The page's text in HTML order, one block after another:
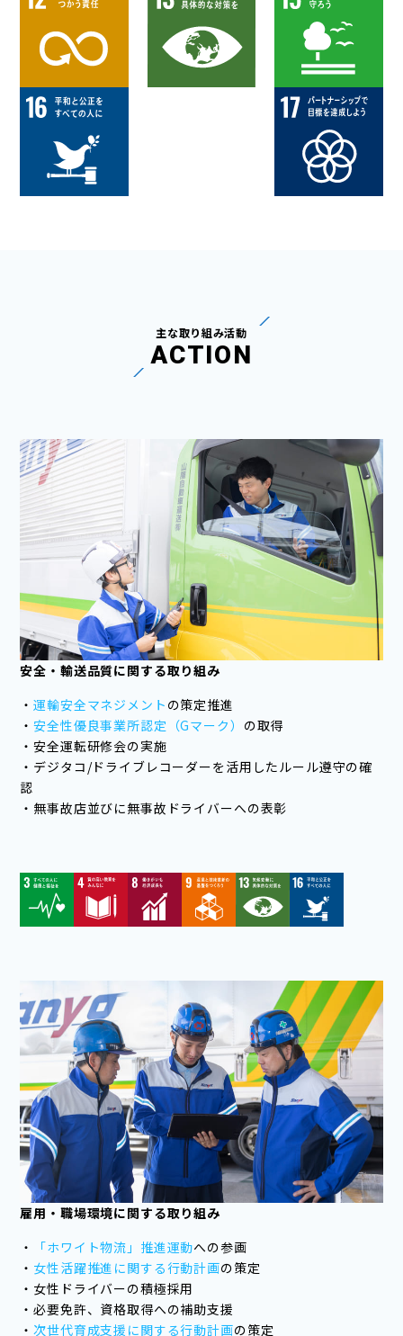
主な取り組み活動
ACTION
安全・輸送品質に関する取り組み
・運輸安全マネジメント の策定推進
・安全性優良事業所認定（Gマーク） の取得
・安全運転研修会の実施
・デジタコ/ドライブレコーダーを活用したルール遵守の確
認
・無事故店並びに無事故ドライバーへの表彰
雇用・職場環境に関する取り組み
・
「ホワイト物流」推進運動への参画
・ 女性活躍推進に関する行動計画の策定
・女性ドライバーの積極採用
・必要免許、資格取得への補助支援
・次世代育成支援に関する行動計画の策定